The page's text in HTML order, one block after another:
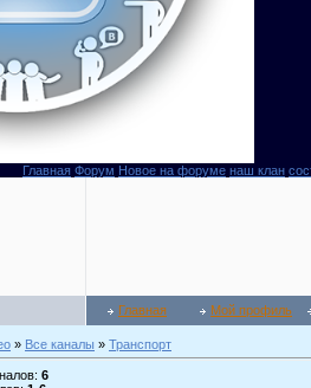
Главная Форум Новое на форуме наш клан
Главная Мой профиль
» Все каналы » Транспорт
: 6